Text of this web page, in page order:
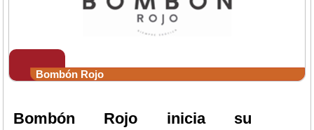
Bombón Rojo
Bombón Rojo inicia su